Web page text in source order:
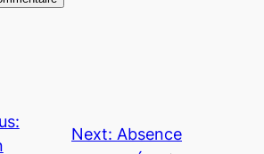
Next: Absence